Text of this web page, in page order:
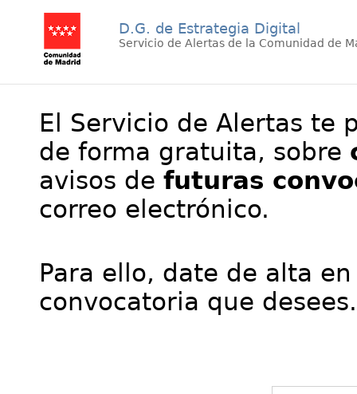
D.G. de Estrategia Digital
Servicio de Alertas de la Comunidad de
El Servicio de Alertas te
de forma gratuita, sobre
avisos de futuras
correo electrónico.
Para ello, date de alta
convocatoria que desees.